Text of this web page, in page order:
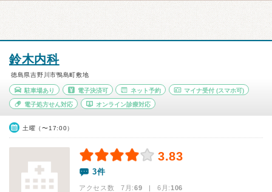
鈴木内科
徳島県吉野川市鴨島町敷地
駐車場あり 電子決済可 ネット予約 マイナ受付 (スマホ可)
電子処方せん対応 オンライン診療対応
土曜（〜17:00）
3.83
3件
アクセス数 7月:69 | 6月:106